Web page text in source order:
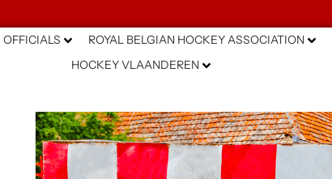
OFFICIALS ROYAL BELGIAN HOCKEY ASSOCIATION
HOCKEY VLAANDEREN